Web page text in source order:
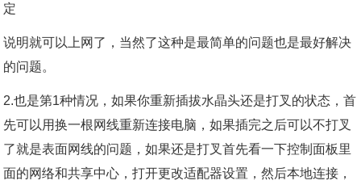
说明就可以上网了，当然了这种是最简单的问题也是最好解决
的问题。
2.也是第1种情况，如果你重新插拔水晶头还是打叉的状态，首
先可以用换一根网线重新连接电脑，如果插完之后可以不打叉
了就是表面网线的问题，如果还是打叉首先看一下控制面板里
面的网络和共享中心，打开更改适配器设置，然后本地连接，